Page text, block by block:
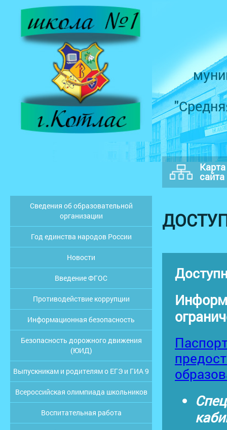
Карта
сайта
Сведения об образовательной
организации
Год единства народов России
Новости
Введение ФГОС
Противодействие коррупции
Информационная безопасность
Безопасность дорожного движения
(ЮИД)
Выпускникам и родителям о ЕГЭ и ГИА 9
Всероссийская олимпиада школьников
Воспитательная работа